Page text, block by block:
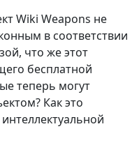
Wiki Weapons не
в соответствии
что же этот
бесплатной
теперь могут
Как это